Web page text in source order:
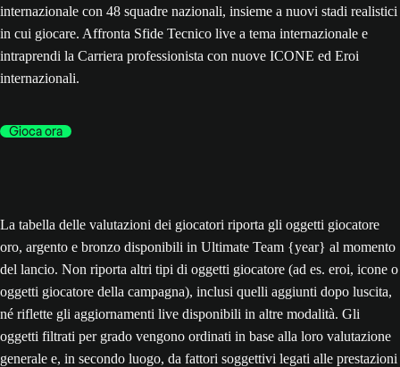
internazionale con 48 squadre nazionali, insieme a nuovi stadi realistici
in cui giocare. Affronta Sfide Tecnico live a tema internazionale e
intraprendi la Carriera professionista con nuove ICONE ed Eroi
internazionali.
Gioca ora
La tabella delle valutazioni dei giocatori riporta gli oggetti giocatore
oro, argento e bronzo disponibili in Ultimate Team {year} al momento
del lancio. Non riporta altri tipi di oggetti giocatore (ad es. eroi, icone o
oggetti giocatore della campagna), inclusi quelli aggiunti dopo luscita,
né riflette gli aggiornamenti live disponibili in altre modalità. Gli
oggetti filtrati per grado vengono ordinati in base alla loro valutazione
generale e, in secondo luogo, da fattori soggettivi legati alle prestazioni